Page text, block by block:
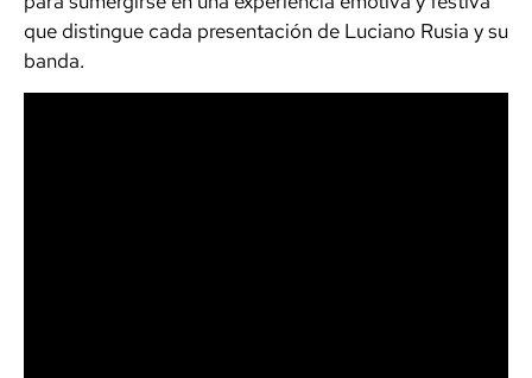
que distingue cada presentación de Luciano Rusia y su
banda.